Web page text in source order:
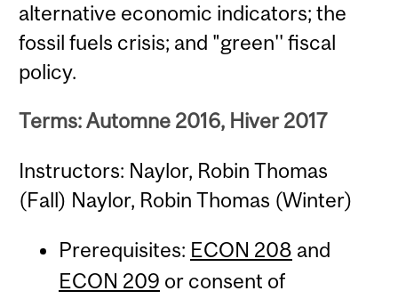
alternative economic indicators; the
fossil fuels crisis; and "green'' fiscal
policy.
Terms: Automne 2016, Hiver 2017
Instructors: Naylor, Robin Thomas
(Fall) Naylor, Robin Thomas (Winter)
Prerequisites: ECON 208 and
ECON 209 or consent of